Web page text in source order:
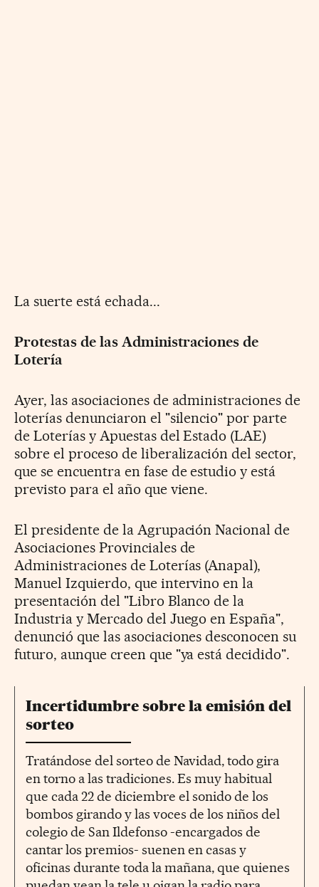
La suerte está echada...
Protestas de las Administraciones de
Lotería
Ayer, las asociaciones de administraciones de
loterías denunciaron el "silencio" por parte
de Loterías y Apuestas del Estado (LAE)
sobre el proceso de liberalización del sector,
que se encuentra en fase de estudio y está
previsto para el año que viene.
El presidente de la Agrupación Nacional de
Asociaciones Provinciales de
Administraciones de Loterías (Anapal),
Manuel Izquierdo, que intervino en la
presentación del "Libro Blanco de la
Industria y Mercado del Juego en España",
denunció que las asociaciones desconocen su
futuro, aunque creen que "ya está decidido".
Incertidumbre sobre la emisión del
sorteo
Tratándose del sorteo de Navidad, todo gira
en torno a las tradiciones. Es muy habitual
que cada 22 de diciembre el sonido de los
bombos girando y las voces de los niños del
colegio de San Ildefonso -encargados de
cantar los premios- suenen en casas y
oficinas durante toda la mañana, que quienes